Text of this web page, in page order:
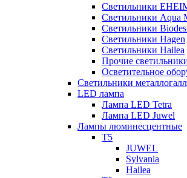
Светильники
Светильники Aqua
Светильники
Светильники Hagen
Светильники Hailea
Прочие
Осветительное
Светильники
LED лампа
Лампа LED Tetra
Лампа LED Juwel
Лампы люминесцентные
T5
JUWEL
Sylvania
Hailea